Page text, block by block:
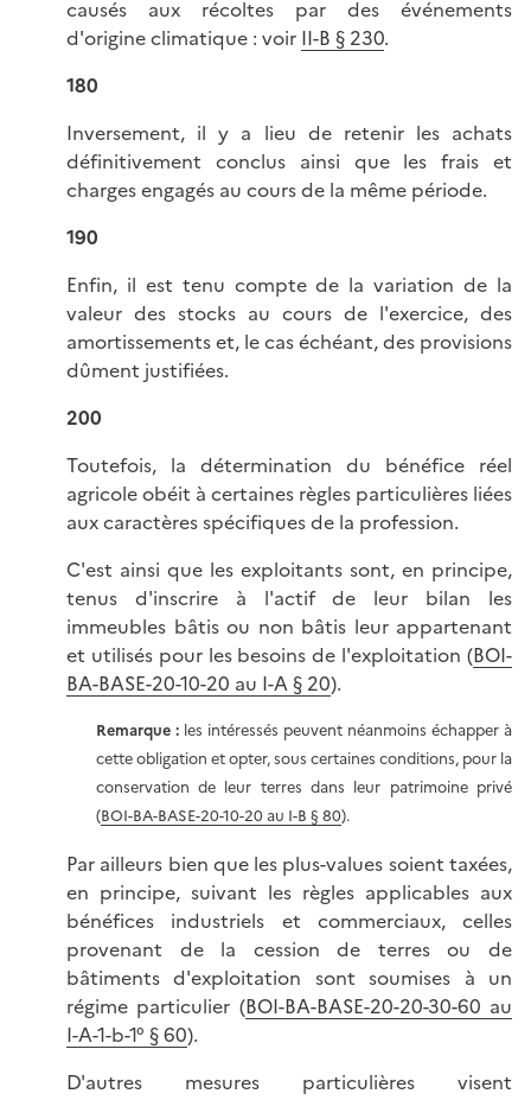
causés aux récoltes par des événements
d'origine climatique : voir II-B § 230.
180
Inversement, il y a lieu de retenir les achats
définitivement conclus ainsi que les frais et
charges engagés au cours de la même période.
190
Enfin, il est tenu compte de la variation de la
valeur des stocks au cours de l'exercice, des
amortissements et, le cas échéant, des provisions
dûment justifiées.
200
Toutefois, la détermination du bénéfice réel
agricole obéit à certaines règles particulières liées
aux caractères spécifiques de la profession.
C'est ainsi que les exploitants sont, en principe,
tenus d'inscrire à l'actif de leur bilan les
immeubles bâtis ou non bâtis leur appartenant
et utilisés pour les besoins de l'exploitation (BOI-
BA-BASE-20-10-20 au I-A § 20).
Remarque :les intéressés peuvent néanmoins échapper à
cette obligation et opter, sous certaines conditions, pour la
conservation de leur terres dans leur patrimoine privé
(BOI-BA-BASE-20-10-20 au I-B § 80).
Par ailleurs bien que les plus-values soient taxées,
en principe, suivant les règles applicables aux
bénéfices industriels et commerciaux, celles
provenant de la cession de terres ou de
bâtiments d'exploitation sont soumises à un
régime particulier (BOI-BA-BASE-20-20-30-60 au
I-A-1-b-1° § 60).
D'autres mesures particulières visent